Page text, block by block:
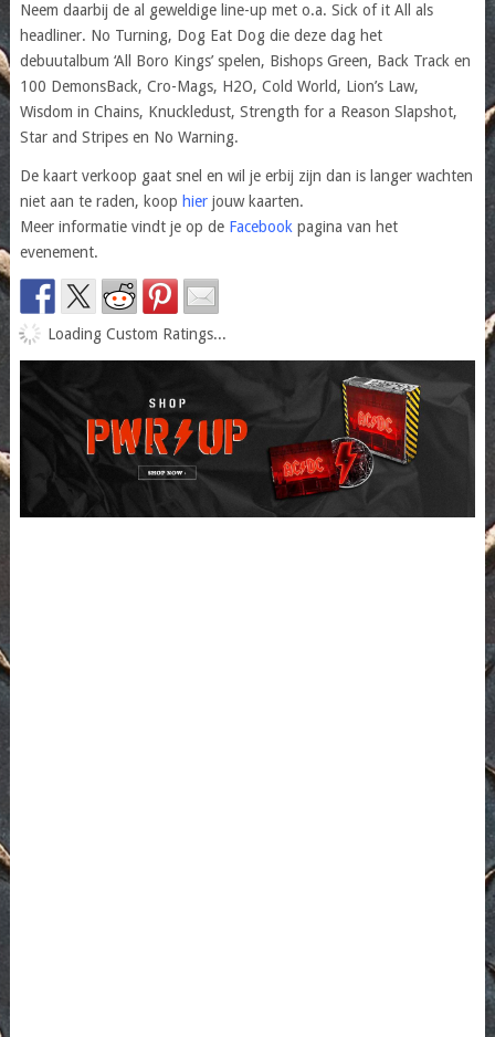
Neem daarbij de al geweldige line-up met o.a. Sick of it All als
headliner. No Turning, Dog Eat Dog die deze dag het
debuutalbum ‘All Boro Kings’ spelen, Bishops Green, Back Track en
100 DemonsBack, Cro-Mags, H2O, Cold World, Lion’s Law,
Wisdom in Chains, Knuckledust, Strength for a Reason Slapshot,
Star and Stripes en No Warning.
De kaart verkoop gaat snel en wil je erbij zijn dan is langer wachten
niet aan te raden, koop hierjouw kaarten.
Meer informatie vindt je op de Facebookpagina van het
evenement.
Loading Custom Ratings...